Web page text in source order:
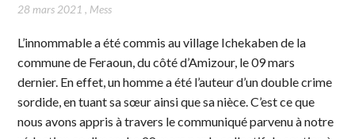
28 mars 2021 , Mess
L’innommable a été commis au village Ichekaben de la
commune de Feraoun, du côté d’Amizour, le 09 mars
dernier. En effet, un homme a été l’auteur d’un double crime
sordide, en tuant sa sœur ainsi que sa nièce. C’est ce que
nous avons appris à travers le communiqué parvenu à notre